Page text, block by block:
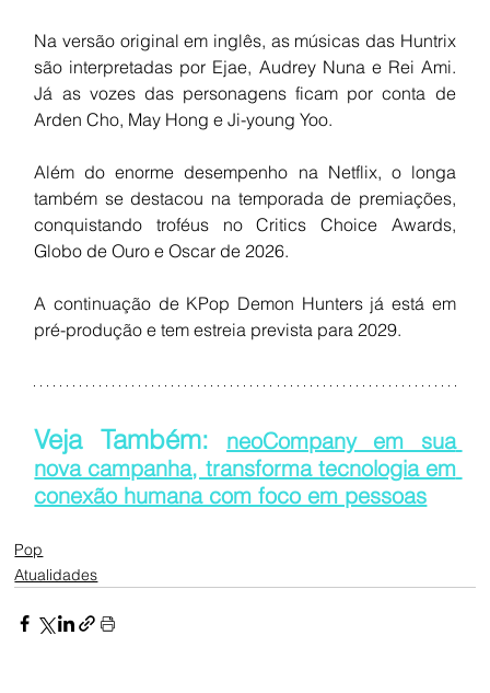
Na versão original em inglês, as músicas das Huntrix
são interpretadas por Ejae, Audrey Nuna e Rei Ami.
Já as vozes das personagens ficam por conta de
Arden Cho, May Hong e Ji-young Yoo.
Além do enorme desempenho na Netflix, o longa
também se destacou na temporada de premiações,
conquistando troféus no Critics Choice Awards,
Globo de Ouro e Oscar de 2026.
A continuação de KPop Demon Hunters já está em
pré-produção e tem estreia prevista para 2029.
Veja Também:
neoCompany em sua
nova campanha, transforma tecnologia em
conexão humana com foco em pessoas
Pop
Atualidades